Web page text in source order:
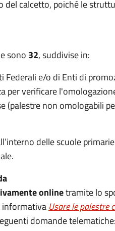
del calcetto, poiché le
sono 32, suddivise in:
Federali e/o di Enti di
per verificare
(palestre non omologabili
delle scuole
onlinetramite lo
informativa Usare le palestre
domande telematiche: